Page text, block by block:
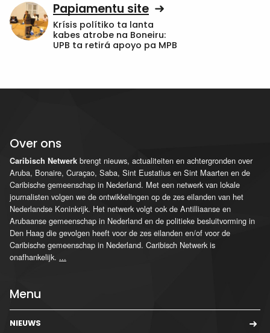
Papiamentu site
Krísis polítiko ta lanta
kabes atrobe na Boneiru:
UPB ta retirá apoyo pa MPB
Over ons
Caribisch Netwerk brengt nieuws, actualiteiten en achtergronden over
Aruba, Bonaire, Curaçao, Saba, Sint Eustatius en Sint Maarten en de
Caribische gemeenschap in Nederland. Met een netwerk van lokale
journalisten volgen we de ontwikkelingen op de zes eilanden van het
Nederlandse Koninkrijk. Het netwerk volgt ook de Antilliaanse en
Arubaanse gemeenschap in Nederland en de politieke besluitvorming in
Den Haag die gevolgen heeft voor de zes eilanden en/of voor de
Caribische gemeenschap in Nederland. Caribisch Netwerk is
onafhankelijk. ...
Menu
NIEUWS